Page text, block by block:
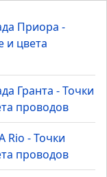
Приора -
и цвета
Гранта - Точки
проводов
Rio - Точки
проводов